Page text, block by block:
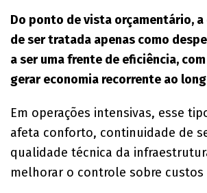
Do ponto de vista orçamentário,
de ser tratada apenas como
a ser uma frente de eficiência,
gerar economia recorrente ao
Em operações intensivas, esse
afeta conforto, continuidade de
qualidade técnica da
melhorar o controle sobre custos